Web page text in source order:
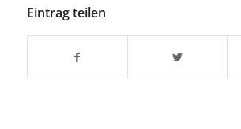
Eintrag teilen